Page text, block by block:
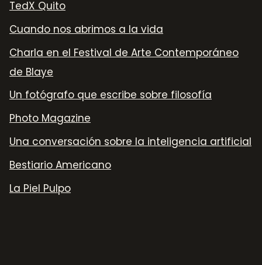
TedX Quito
Cuando nos abrimos a la vida
Charla en el Festival de Arte Contemporáneo
de Blaye
Un fotógrafo que escribe sobre filosofía
Photo Magazine
Una conversación sobre la inteligencia artificial
Bestiario Americano
La Piel Pulpo